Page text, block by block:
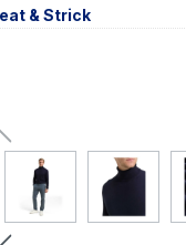
& Strick